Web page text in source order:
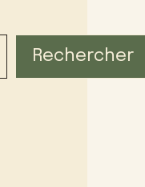
Rechercher